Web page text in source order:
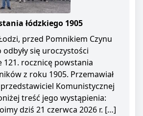
łódzkiego 1905
przed Pomnikiem Czynu
się uroczystości
121. rocznicę powstania
z roku 1905. Przemawiał
Komunistycznej
treść jego wystąpienia:
dziś 21 czerwca 2026 r. […]